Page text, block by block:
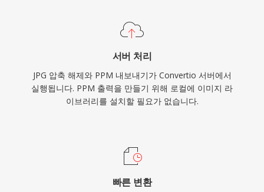
서버 처리
JPG 압축 해제와 PPM 내보내기가 Convertio 서버에서
실행됩니다. PPM 출력을 만들기 위해 로컬에 이미지 라
이브러리를 설치할 필요가 없습니다.
빠른 변환